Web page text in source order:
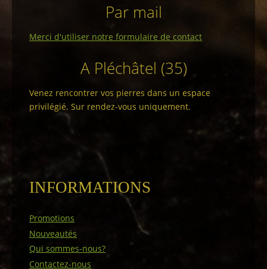
Par mail
Merci d'utiliser notre formulaire de contact
A Pléchâtel (35)
Venez rencontrer vos pierres dans un espace
privilégié. Sur rendez-vous uniquement.
INFORMATIONS
Promotions
Nouveautés
Qui sommes-nous?
Contactez-nous